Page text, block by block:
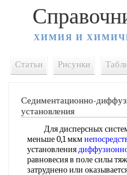
ХИМИЯ И
Статьи Рисунки
Седиментационно-
установления
Для дисперсных
меньше 0,1 мкм
установления
равновесия в поле силы
затруднено или